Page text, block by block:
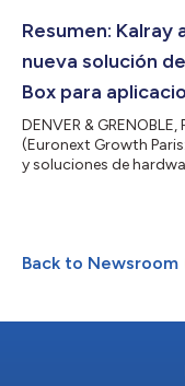
unidad de
Kalray y el sólido
Resumen: Kalray
nueva solución
Box para
DENVER &
(Euronext Growth
y soluciones de
basada en servidores
de aceleración de
DPU. NG-Box está
Back to Newsroom